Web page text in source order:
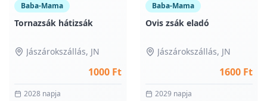
Baba-Mama
Tornazsák hátizsák
Jászárokszállás, JN
1000 Ft
2028 napja
Baba-Mama
Ovis zsák eladó
Jászárokszállás, JN
1600 Ft
2029 napja